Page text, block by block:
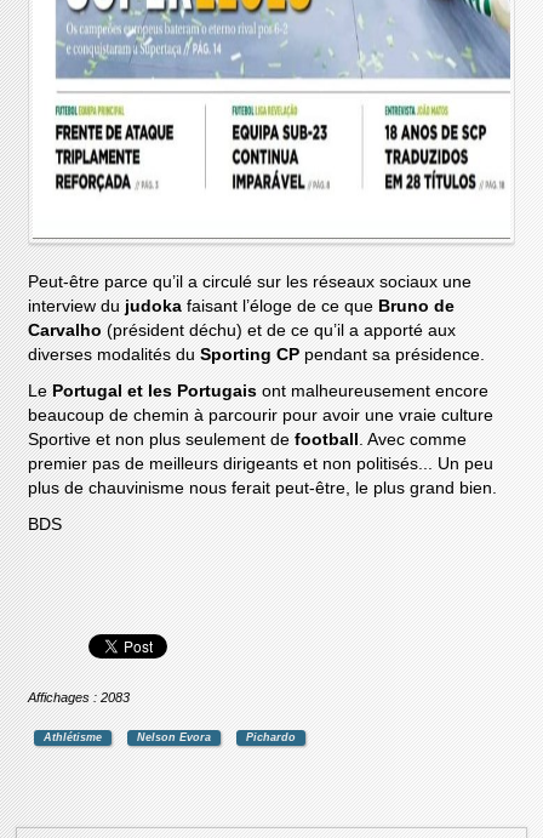
Peut-être parce qu’il a circulé sur les réseaux sociaux une
interview dujudokafaisant l’éloge de ce que Bruno de
Carvalho (président déchu) et de ce qu’il a apporté aux
diverses modalités duSporting CP pendant sa présidence.
LePortugal et les Portugais ont malheureusement encore
beaucoup de chemin à parcourir pour avoir une vraie culture
Sportive et non plus seulement defootball . Avec comme
premier pas de meilleurs dirigeants et non politisés... Un peu
plus de chauvinisme nous ferait peut-être, le plus grand bien.
BDS
Affichages : 2083
Athlétisme Nelson Evora Pichardo